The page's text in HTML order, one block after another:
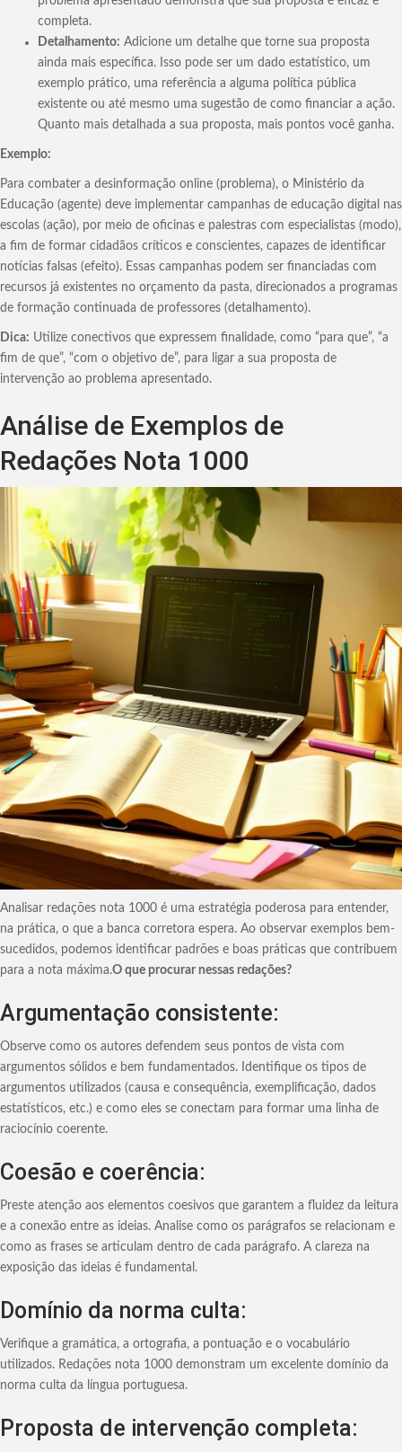
completa.
Detalhamento: Adicione um detalhe que torne sua proposta
ainda mais específica. Isso pode ser um dado estatístico, um
exemplo prático, uma referência a alguma política pública
existente ou até mesmo uma sugestão de como financiar a ação.
Quanto mais detalhada a sua proposta, mais pontos você ganha.
Exemplo:
Para combater a desinformação online (problema), o Ministério da
Educação (agente) deve implementar campanhas de educação digital nas
escolas (ação), por meio de oficinas e palestras com especialistas (modo),
a fim de formar cidadãos críticos e conscientes, capazes de identificar
notícias falsas (efeito). Essas campanhas podem ser financiadas com
recursos já existentes no orçamento da pasta, direcionados a programas
de formação continuada de professores (detalhamento).
Dica: Utilize conectivos que expressem finalidade, como “para que”, “a
fim de que”, “com o objetivo de”, para ligar a sua proposta de
intervenção ao problema apresentado.
Análise de Exemplos de
Redações Nota 1000
Analisar redações nota 1000 é uma estratégia poderosa para entender,
na prática, o que a banca corretora espera. Ao observar exemplos bem-
sucedidos, podemos identificar padrões e boas práticas que contribuem
para a nota máxima.O que procurar nessas redações?
Argumentação consistente:
Observe como os autores defendem seus pontos de vista com
argumentos sólidos e bem fundamentados. Identifique os tipos de
argumentos utilizados (causa e consequência, exemplificação, dados
estatísticos, etc.) e como eles se conectam para formar uma linha de
raciocínio coerente.
Coesão e coerência:
Preste atenção aos elementos coesivos que garantem a fluidez da leitura
e a conexão entre as ideias. Analise como os parágrafos se relacionam e
como as frases se articulam dentro de cada parágrafo. A clareza na
exposição das ideias é fundamental.
Domínio da norma culta:
Verifique a gramática, a ortografia, a pontuação e o vocabulário
utilizados. Redações nota 1000 demonstram um excelente domínio da
norma culta da língua portuguesa.
Proposta de intervenção completa: